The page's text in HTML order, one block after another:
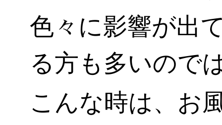
色々に影響が出
る方も多いので
こんな時は、お